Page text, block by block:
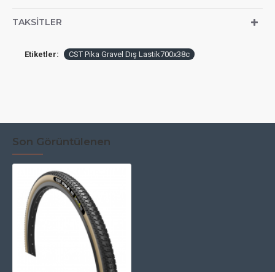
TAKSITLER
Etiketler: CST Pika Gravel Dış Lastik700x38c
Son Görüntülenen